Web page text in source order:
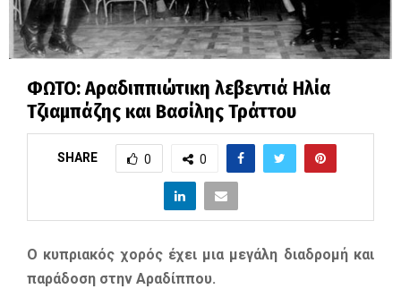
ΦΩΤΟ: Αραδιππιώτικη λεβεντιά Ηλία
Τζιαμπάζης και Βασίλης Τράττου
SHARE 0 0
Ο κυπριακός χορός έχει μια μεγάλη διαδρομή και
παράδοση στην Αραδίππου.